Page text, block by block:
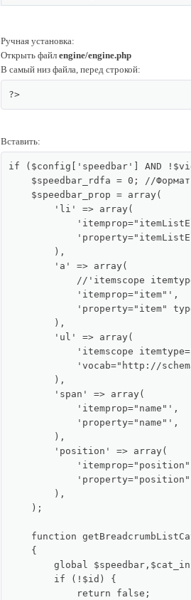
Ручная установка:
Открыть файл engine/engine.php
В самый низ файла, перед строкой:
?>
Вставить:
if ($config['speedbar'] AND
$speedbar_rdfa = 0; //
    $speedbar_prop = array(
        'li' => array(
        ),
        'a' => array(
//'itemscope
            'itemprop="item"',
'property="item"
        ),
        'ul' => array(
'itemscope
'vocab="http://
        ),
        'span' => array(
            'itemprop="name"',
            'property="name"',
        ),
        'position' => array(
        ),
    );
function
    {
global
        if (!$id) {
            return false;